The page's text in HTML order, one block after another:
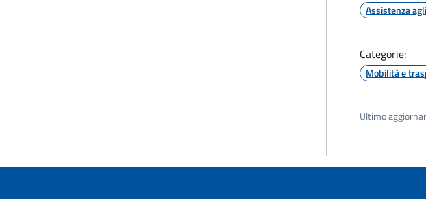
Assistenza
Categorie:
Mobilità e
Ultimo